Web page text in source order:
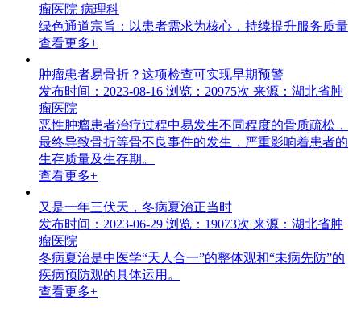
瘤医院 病理科
绿色通道宗旨：以患者需求为核心，持续提升服务质量
查看更多+
肿瘤患者易骨折？这项检查可实现早期预警
发布时间：2023-08-16 浏览：20975次 来源：湖北省肿
瘤医院
恶性肿瘤患者治疗过程中易发生不同程度的骨质疏松，
最终导致骨折等骨不良事件的发生，严重影响着患者的
生存质量及生存期。
查看更多+
又是一年三伏天，冬病夏治正当时
发布时间：2023-06-29 浏览：19073次 来源：湖北省肿
瘤医院
冬病夏治是中医学“天人合一”的整体观和“未病先防”的
疾病预防观的具体运用。
查看更多+